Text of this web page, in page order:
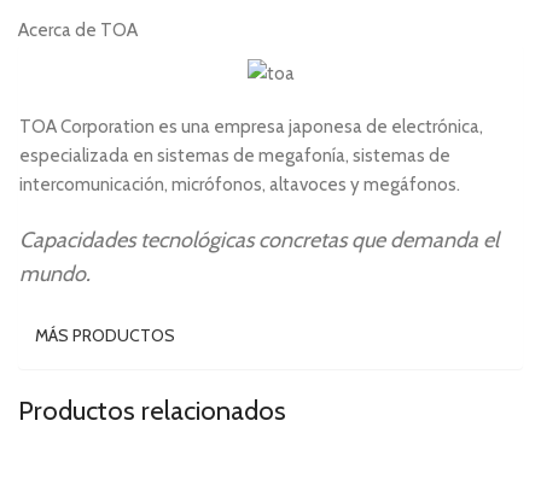
Acerca de TOA
TOA Corporation es una empresa japonesa de electrónica,
especializada en sistemas de megafonía, sistemas de
intercomunicación, micrófonos, altavoces y megáfonos.
Capacidades tecnológicas concretas que demanda el
mundo.
MÁS PRODUCTOS
Productos relacionados